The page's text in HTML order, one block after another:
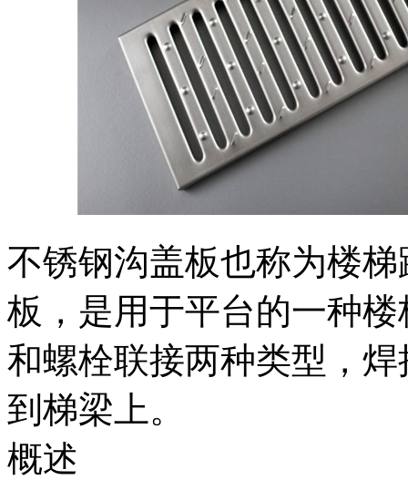
不锈钢沟盖板也称为楼
板，是用于平台的一种
和螺栓联接两种类型，
到梯梁上。
概述